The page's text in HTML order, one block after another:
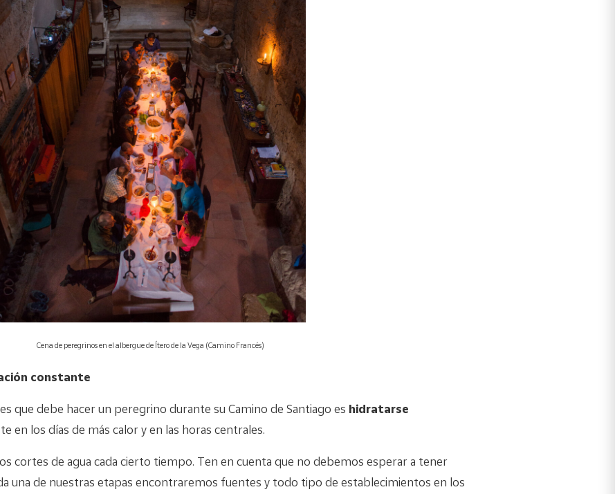
Cena de peregrinos en el albergue de Ítero de la Vega (Camino Francés)
constante
que debe hacer un peregrino durante su Camino de Santiago es hidratarse
en los días de más calor y en las horas centrales.
cortes de agua cada cierto tiempo. Ten en cuenta que no debemos esperar a tener
una de nuestras etapas encontraremos fuentes y todo tipo de establecimientos en los